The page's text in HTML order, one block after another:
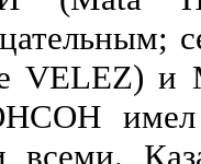
VELEZ) и
имел
всеми.